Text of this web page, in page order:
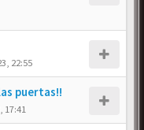
22:55
puertas!!
17:41